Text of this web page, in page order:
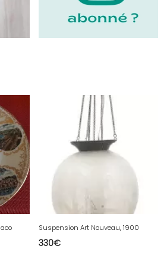
Suspension Art Nouveau, 1900
330€